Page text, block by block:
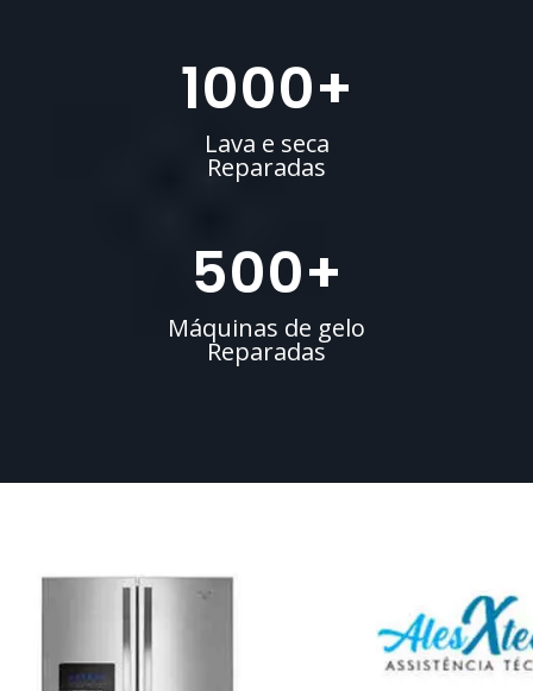
1000+
Lava e seca
Reparadas
500+
Máquinas de gelo
Reparadas